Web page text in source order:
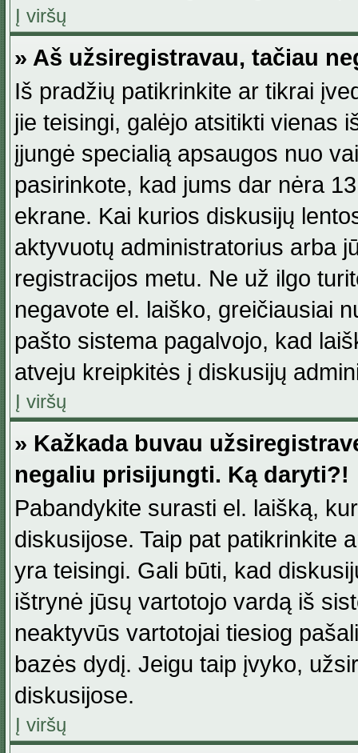
Į viršų
» Aš užsiregistravau, tačiau
Iš pradžių patikrinkite ar tikrai
jie teisingi, galėjo atsitikti vienas
įjungė specialią apsaugos nuo
pasirinkote, kad jums dar nėra
ekrane. Kai kurios diskusijų
aktyvuotų administratorius arba
registracijos metu. Ne už ilgo
negavote el. laiško, greičiausiai
pašto sistema pagalvojo, kad
atveju kreipkitės į diskusijų
Į viršų
» Kažkada buvau
negaliu prisijungti. Ką daryti?!
Pabandykite surasti el. laišką,
diskusijose. Taip pat patikrinkite
yra teisingi. Gali būti, kad
ištrynė jūsų vartotojo vardą iš
neaktyvūs vartotojai tiesiog
bazės dydį. Jeigu taip įvyko,
diskusijose.
Į viršų